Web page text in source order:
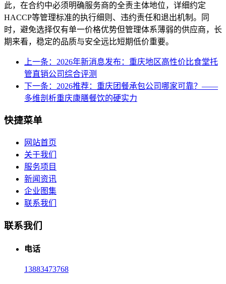
此，在合约中必须明确服务商的全责主体地位，详细约定
HACCP等管理标准的执行细则、违约责任和退出机制。同
时，避免选择仅有单一价格优势但管理体系薄弱的供应商，长
期来看，稳定的品质与安全远比短期低价重要。
上一条：2026年新消息发布：重庆地区高性价比食堂托
管直销公司综合评测
下一条：2026推荐：重庆团餐承包公司哪家可靠？——
多维剖析重庆康膳餐饮的硬实力
快捷菜单
网站首页
关于我们
服务项目
新闻资讯
企业图集
联系我们
联系我们
电话
13883473768